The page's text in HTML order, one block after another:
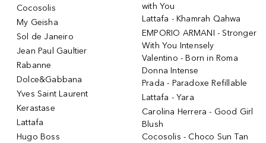
Cocosolis
My Geisha
Sol de Janeiro
Jean Paul Gaultier
Rabanne
Dolce&Gabbana
Yves Saint Laurent
Kerastase
Lattafa
Hugo Boss
with You
Lattafa - Khamrah Qahwa
EMPORIO ARMANI - Stronger
With You Intensely
Valentino - Born in Roma
Donna Intense
Prada - Paradoxe Refillable
Lattafa - Yara
Carolina Herrera - Good Girl
Blush
Cocosolis - Choco Sun Tan